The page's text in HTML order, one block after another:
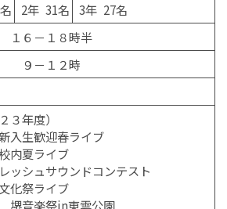
2年 31名 3年 27名
６－１８時半
－１２時
３年度）
入生歓迎春ライブ
内夏ライブ
ッシュサウンドコンテスト
化祭ライブ
堺音楽祭in東雲公園